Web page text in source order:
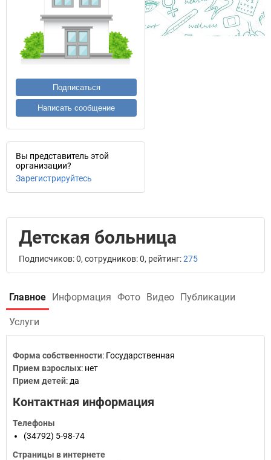
Подписаться
Написать сообщение
Вы представитель этой
организации?
Зарегистрируйтесь
Детская больница
Подписчиков: 0, сотрудников: 0, рейтинг:275
Главное Информация Фото Видео Публикации
Услуги
Форма собственности: Государственная
Прием взрослых: нет
Прием детей: да
Контактная информация
Телефоны
(34792) 5-98-74
Страницы в интернете